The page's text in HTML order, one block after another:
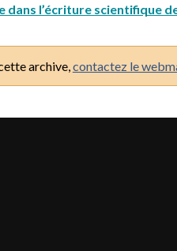
dans l’écriture scientifique
archive, contactez le